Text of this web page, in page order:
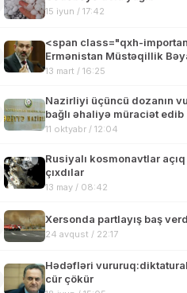
15 iyun / 17:42
<span class="qxh-
Ermənistan Müstəqillik
münaqişə bəyannaməsi
13 mart / 16:25
Nazirliyi üçüncü dozanın
bağlı əhaliyə müraciət edib
11 oktyabr / 12:04
Rusiyalı kosmonavtlar
çıxdılar
13 may / 08:42
Xersonda partlayış baş
24 avqust / 22:17
Hədəfləri
cür çökür